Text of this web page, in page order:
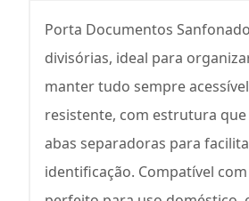
Porta Documentos
divisórias, ideal para
manter tudo sempre
resistente, com estrutura que
abas separadoras para
identificação. Compatível